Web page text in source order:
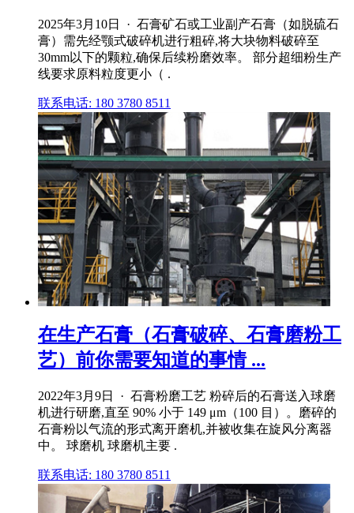
2025年3月10日 · 石膏矿石或工业副产石膏（如脱硫石
膏）需先经颚式破碎机进行粗碎,将大块物料破碎至
30mm以下的颗粒,确保后续粉磨效率。 部分超细粉生产
线要求原料粒度更小（ .
联系电话: 180 3780 8511
在生产石膏（石膏破碎、石膏磨粉工
艺）前你需要知道的事情 ...
2022年3月9日 · 石膏粉磨工艺 粉碎后的石膏送入球磨
机进行研磨,直至 90% 小于 149 μm（100 目）。磨碎的
石膏粉以气流的形式离开磨机,并被收集在旋风分离器
中。 球磨机 球磨机主要 .
联系电话: 180 3780 8511